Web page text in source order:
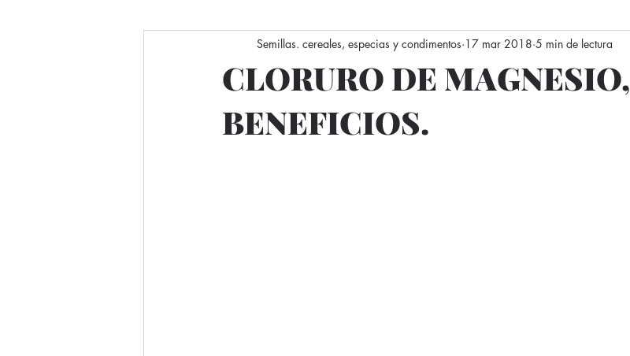
CLORURO DE MAGNESIO,
BENEFICIOS.
Semillas. cereales, especias y condimentos 17 mar 2018 5 min de lectura